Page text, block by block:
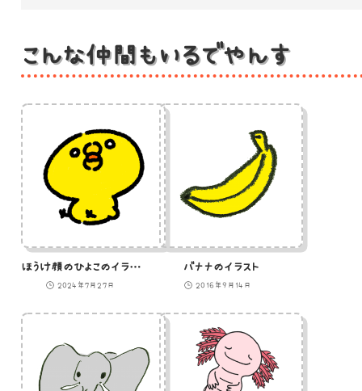
こんな仲間もいるでやんす
ほうけ顔のひよこのイラスト
2024年7月27日
バナナのイラスト
2016年9月14日